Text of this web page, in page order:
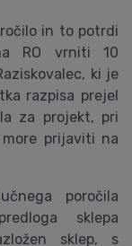
in to potrdi
RO vrniti 10
ki je
razpisa prejel
za projekt, pri
prijaviti na
poročila
sklepa
sklep, s